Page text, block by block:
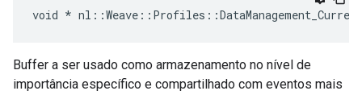
void *
Buffer a ser usado como armazenamento no nível de
importância específico e compartilhado com eventos mais